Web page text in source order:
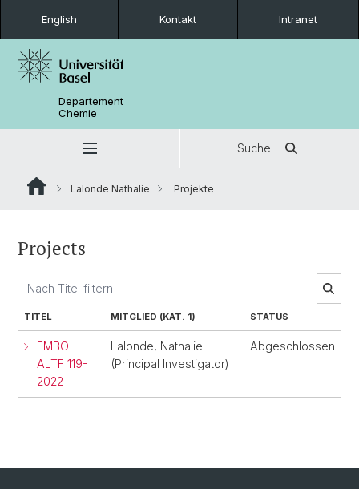
English Kontakt Intranet
Departement
Chemie
Suche
Lalonde Nathalie Projekte
Projects
TITEL MITGLIED (KAT. 1) STATUS
EMBO
ALTF 119-
2022
Lalonde, Nathalie
(Principal Investigator)
Abgeschlossen